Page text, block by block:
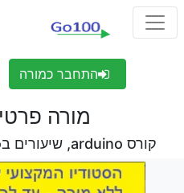
התחבר כמורה
מורה פרטי arduino
קורס arduino, שיעורים בarduino, לימוד arduino